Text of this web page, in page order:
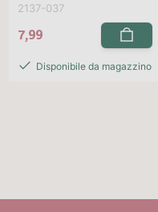
2137-037
7,99
Disponibile da magazzino